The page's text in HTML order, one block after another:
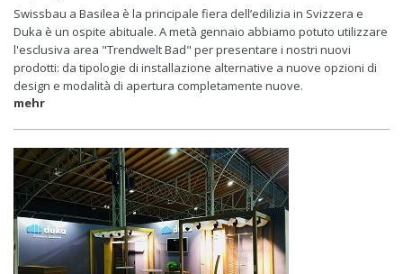
Swissbau a Basilea è la principale fiera dell’edilizia in Svizzera e
Duka è un ospite abituale. A metà gennaio abbiamo potuto utilizzare
l'esclusiva area "Trendwelt Bad" per presentare i nostri nuovi
prodotti: da tipologie di installazione alternative a nuove opzioni di
design e modalità di apertura completamente nuove.
mehr